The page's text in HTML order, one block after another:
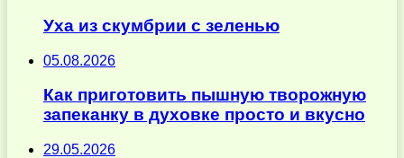
Уха из скумбрии с зеленью
05.08.2026
Как приготовить пышную творожную
запеканку в духовке просто и вкусно
29.05.2026